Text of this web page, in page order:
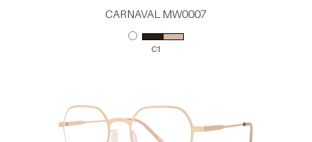
CARNAVAL MW0007
C1